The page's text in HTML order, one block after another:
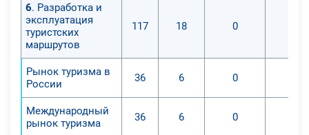
6. Разработка и
эксплуатация
туристских
маршрутов
117 18 0
Рынок туризма в
России
36 6 0
Международный
рынок туризма
36 6 0